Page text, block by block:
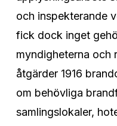
och inspekterande
fick dock inget
myndigheterna och
åtgärder 1916
om behövliga
samlingslokaler,